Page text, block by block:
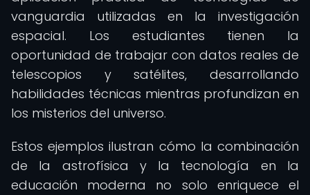
vanguardia utilizadas en la investigación
espacial. Los estudiantes tienen la
oportunidad de trabajar con datos reales de
telescopios y satélites, desarrollando
habilidades técnicas mientras profundizan en
los misterios del universo.
Estos ejemplos ilustran cómo la combinación
de la astrofísica y la tecnología en la
educación moderna no solo enriquece el